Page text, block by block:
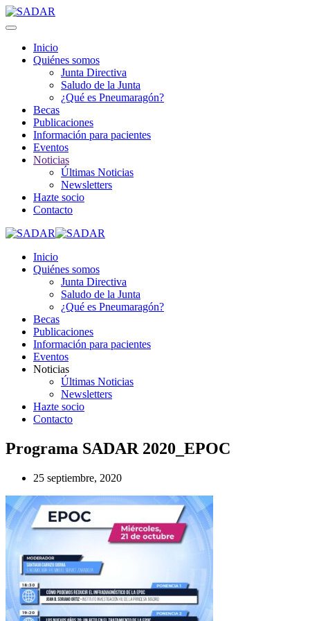
Inicio
Quiénes somos
Junta Directiva
Saludo de la Junta
¿Qué es Pneumaragón?
Becas
Publicaciones
Información para pacientes
Eventos
Noticias
Últimas Noticias
Newsletters
Hazte socio
Contacto
Inicio
Quiénes somos
Junta Directiva
Saludo de la Junta
¿Qué es Pneumaragón?
Becas
Publicaciones
Información para pacientes
Eventos
Noticias
Últimas Noticias
Newsletters
Hazte socio
Contacto
Programa SADAR 2020_EPOC
25 septiembre, 2020